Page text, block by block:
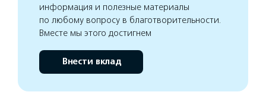
информация и полезные материалы
по любому вопросу в благотворительности.
Вместе мы этого достигнем
Внести вклад